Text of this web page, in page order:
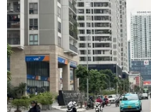
Một trong những cửa hàng
yết giá mới.
Giá xăng, dầu trong
tục giảm mạnh sau
(BOG).